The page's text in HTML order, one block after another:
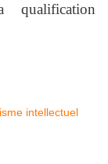
qualification
intellectuel